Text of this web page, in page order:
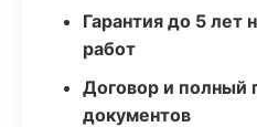
Гарантия до 5 лет
работ
Договор и полный
документов